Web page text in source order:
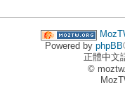
Powered by phpBB
正體中文
©